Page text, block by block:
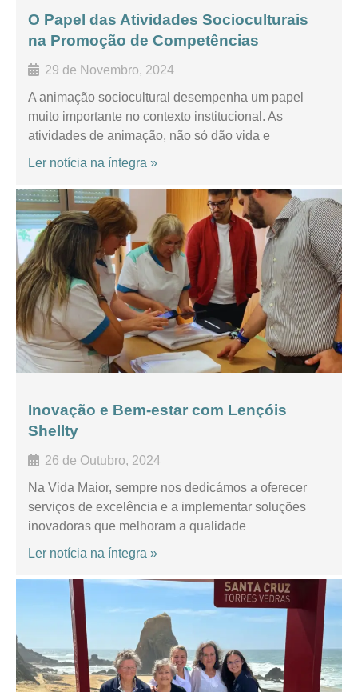
O Papel das Atividades Socioculturais
na Promoção de Competências
29 de Novembro, 2024
A animação sociocultural desempenha um papel
muito importante no contexto institucional. As
atividades de animação, não só dão vida e
Ler notícia na íntegra »
Inovação e Bem-estar com Lençóis
Shellty
26 de Outubro, 2024
Na Vida Maior, sempre nos dedicámos a oferecer
serviços de excelência e a implementar soluções
inovadoras que melhoram a qualidade
Ler notícia na íntegra »